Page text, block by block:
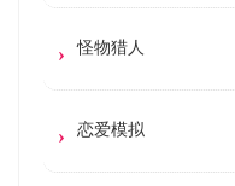
怪物猎人
恋爱模拟